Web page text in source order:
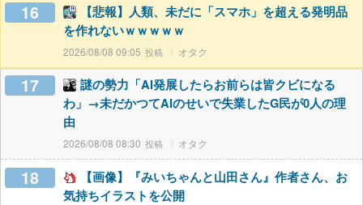
16
【悲報】人類、未だに「スマホ」を超える発明品
を作れないｗｗｗｗｗ
2026/08/08 09:05 オタク
17
謎の勢力「AI発展したらお前らは皆クビになる
わ」→未だかつてAIのせいで失業したG民が0人の理
由
2026/08/08 08:30 オタク
18
【画像】『みいちゃんと山田さん』作者さん、お
気持ちイラストを公開